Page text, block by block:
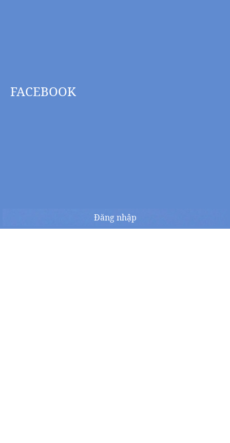
FACEBOOK
Đăng nhập